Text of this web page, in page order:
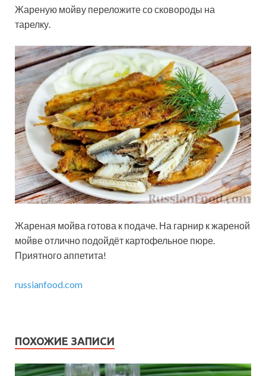
Жареную мойву переложите со сковороды на
тарелку.
Жареная мойва готова к подаче. На гарнир к жареной
мойве отлично подойдёт картофельное пюре.
Приятного аппетита!
russianfood.com
ПОХОЖИЕ ЗАПИСИ